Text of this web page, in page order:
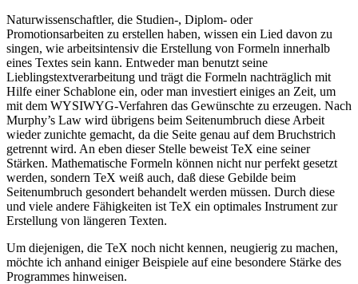
Naturwissenschaftler, die Studien-, Diplom- oder
Promotionsarbeiten zu erstellen haben, wissen ein Lied davon zu
singen, wie arbeitsintensiv die Erstellung von Formeln innerhalb
eines Textes sein kann. Entweder man benutzt seine
Lieblingstextverarbeitung und trägt die Formeln nachträglich mit
Hilfe einer Schablone ein, oder man investiert einiges an Zeit, um
mit dem WYSIWYG-Verfahren das Gewünschte zu erzeugen. Nach
Murphy’s Law wird übrigens beim Seitenumbruch diese Arbeit
wieder zunichte gemacht, da die Seite genau auf dem Bruchstrich
getrennt wird. An eben dieser Stelle beweist TeX eine seiner
Stärken. Mathematische Formeln können nicht nur perfekt gesetzt
werden, sondern TeX weiß auch, daß diese Gebilde beim
Seitenumbruch gesondert behandelt werden müssen. Durch diese
und viele andere Fähigkeiten ist TeX ein optimales Instrument zur
Erstellung von längeren Texten.
Um diejenigen, die TeX noch nicht kennen, neugierig zu machen,
möchte ich anhand einiger Beispiele auf eine besondere Stärke des
Programmes hinweisen.